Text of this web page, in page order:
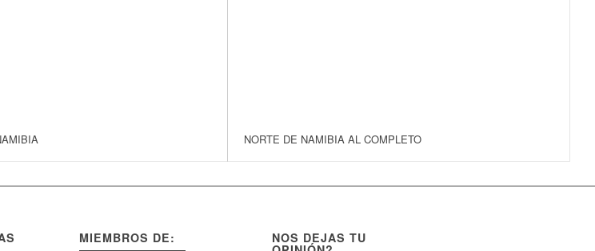
NORTE DE NAMIBIA AL COMPLETO
MIEMBROS DE: NOS DEJAS TU